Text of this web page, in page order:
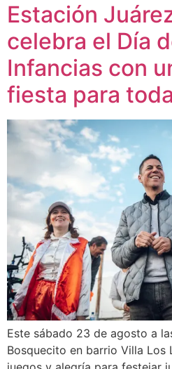
Estación
celebra el Día
Infancias con
fiesta para
Este sábado 23 de agosto a
Bosquecito en barrio Villa Los